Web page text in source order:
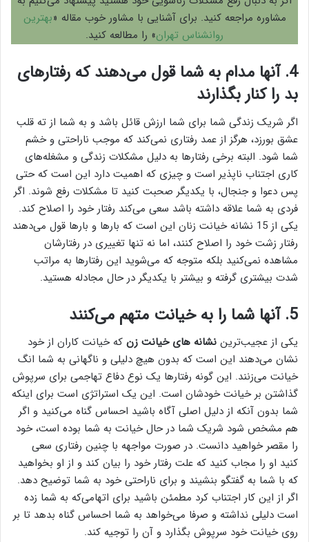
مشاوره مراجعه کنید. برای آشنایی با مشاور خوب مقاله «بهترین
روانشناس تهران» را مطالعه کنید.
4. آنها مدام به شما قول می‌دهند که رفتارهای
بد را کنار بگذارند
اگر شریک زندگی شما برای شما ارزش قائل باشد و به شما از ته قلب
عشق بورزد، هرگز از عمد رفتاری نمی‌کند که موجب ناراحتی و خشم
شما شود. البته برخی رفتارها به دلیل مشکلات زندگی و مشغله‌های
کاری اجتناب ناپذیر است و چیزی که اهمیت دارد این است که حتی
پس دعوا و جنجال، با یکدیگر صحبت کنید تا مشکلات رفع شوند. اگر
فردی به شما علاقه داشته باشد سعی می‌کند رفتار خود را اصلاح کند.
یکی از 15 نشانه خیانت زنان این است که بارها و بارها قول می‌دهند
رفتار زشت خود را اصلاح کنند، اما نه تنها تغییری در رفتارشان
مشاهده نمی‌کنید بلکه متوجه که می‌شوید این رفتارها به مراتب
شدت بیشتری گرفته و بیشتر با یکدیگر در حال مجادله هستید.
5. آنها شما را به خیانت متهم می‌کنند
یکی از عجیب‌ترین نشانه های خیانت زن که خیانت کاران از خود
نشان می‌دهند این است که بدون هیچ دلیلی و ناگهانی به شما انگ
خیانت می‌زنند. این گونه رفتارها یک نوع دفاع تهاجمی برای سرپوش
گذاشتن بر خیانت خودشان است. این یک استراتژی است برای اینکه
شما بدون آنکه از دلیل اصلی آگاه باشید احساس گناه می‌کنید و اگر
هم مشخص شود شریک شما در حال خیانت به شما بوده است، خود
را مقصر خواهید دانست. در صورت مواجهه با چنین رفتاری سعی
کنید او را مجاب کنید که علت رفتار خود را بیان کند و از او بخواهید
که با شما به گفتگو بنشیند و برای ناراحتی خود به شما توضیح دهد.
اگر از این کار اجتناب کرد مطمئن باشید برای اتهامی‌که به شما زده
است دلیلی نداشته و صرفا می‌خواهد به شما احساس گناه بدهد تا بر
روی خیانت خود سرپوش بگذارد و آن را توجیه کند.